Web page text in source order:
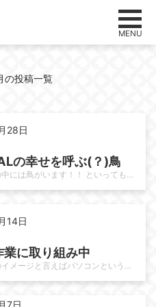
MENU
の投稿一覧
28日
の幸せを呼ぶ(？)鳥
NEUTRALの中には鳥がいます！！ といっても、本物の鳥ではありません。 NEUTRALの内装はとても自然的で心地良いCa…
14日
業に取り組み中
NEUTRALのイメージと言えばパソコンという方は多いと思います。 しかし、パソコンだけでなく施設内で軽作業も行っています。…